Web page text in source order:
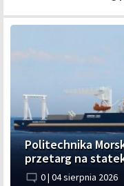
Politechnika
przetarg na
0 | 04 sierpnia 2026